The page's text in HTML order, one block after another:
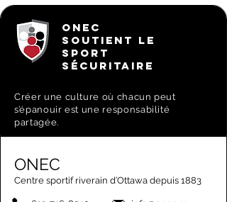
ONEC
SOUTIENT LE
SPORT
SÉCURITAIRE
Créer une culture où chacun peut
s’épanouir est une responsabilité
partagée.
ONEC
Centre sportif riverain d’Ottawa depuis 1883